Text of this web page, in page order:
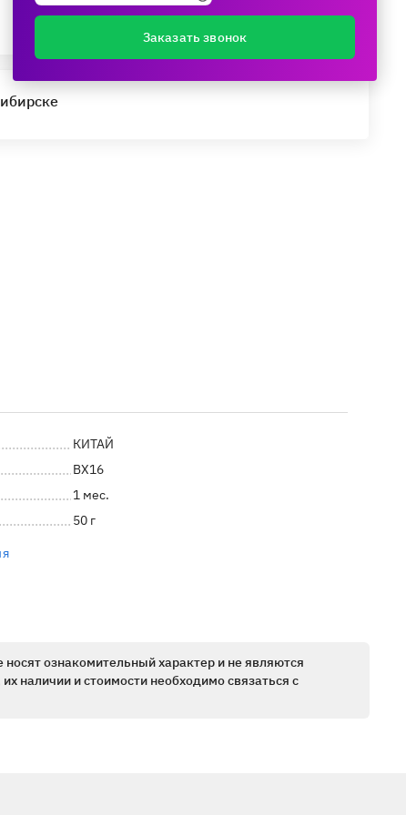
КИТАЙ
BX16
1 мес.
50 г
ознакомительный характер и не являются
наличии и стоимости необходимо связаться с
Заказать звонок